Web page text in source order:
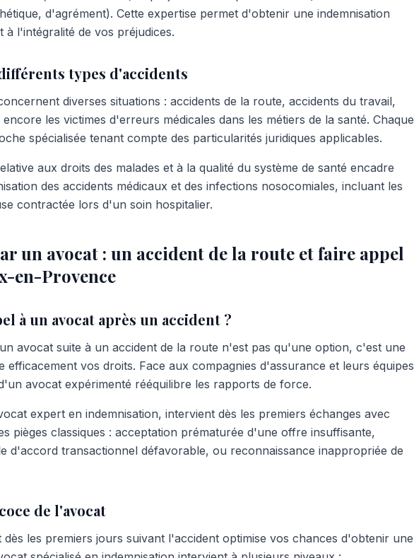
d'agrément). Cette expertise permet d'obtenir une indemnisation
l'intégralité de vos préjudices.
types d'accidents
diverses situations : accidents de la route, accidents du travail,
les victimes d'erreurs médicales dans les métiers de la santé. Chaque
spécialisée tenant compte des particularités juridiques applicables.
aux droits des malades et à la qualité du système de santé encadre
des accidents médicaux et des infections nosocomiales, incluant les
contractée lors d'un soin hospitalier.
un avocat : un accident de la route et faire appel
en-Provence
à un avocat après un accident ?
avocat suite à un accident de la route n'est pas qu'une option, c'est une
efficacement vos droits. Face aux compagnies d'assurance et leurs équipes
avocat expérimenté rééquilibre les rapports de force.
expert en indemnisation, intervient dès les premiers échanges avec
pièges classiques : acceptation prématurée d'une offre insuffisante,
d'accord transactionnel défavorable, ou reconnaissance inappropriée de
de l'avocat
les premiers jours suivant l'accident optimise vos chances d'obtenir une